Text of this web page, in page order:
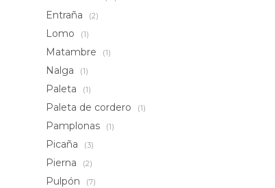
Entraña (2)
Lomo (1)
Matambre (1)
Nalga (1)
Paleta (1)
Paleta de cordero (1)
Pamplonas (1)
Picaña (3)
Pierna (2)
Pulpón (7)